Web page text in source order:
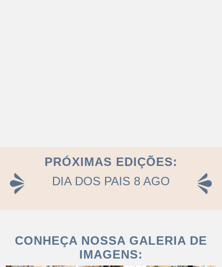
PRÓXIMAS EDIÇÕES:
DIA DOS PAIS 8 AGO
CONHEÇA NOSSA GALERIA DE
IMAGENS: